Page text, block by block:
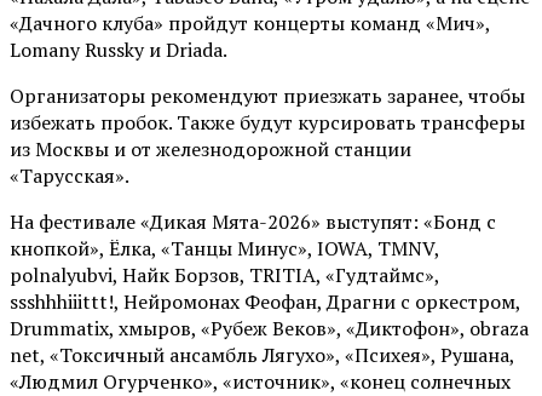
«Дачного клуба» пройдут концерты команд «Мич»,
Lomany Russky и Driada.
Организаторы рекомендуют приезжать заранее, чтобы
избежать пробок. Также будут курсировать трансферы
из Москвы и от железнодорожной станции
«Тарусская».
На фестивале «Дикая Мята-2026» выступят: «Бонд с
кнопкой», Ёлка, «Танцы Минус», IOWA, TMNV,
polnalyubvi, Найк Борзов, TRITIA, «Гудтаймс»,
ssshhhiiittt!, Нейромонах Феофан, Драгни с оркестром,
Drummatix, хмыров, «Рубеж Веков», «Диктофон», obraza
net, «Токсичный ансамбль Лягухо», «Психея», Рушана,
«Людмил Огурченко», «источник», «конец солнечных